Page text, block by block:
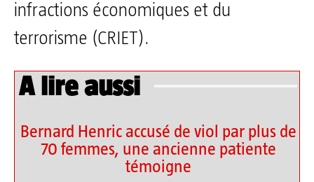
infractions économiques et du
terrorisme (CRIET).
A lire aussi
Bernard Henric accusé de viol par plus de
70 femmes, une ancienne patiente
témoigne